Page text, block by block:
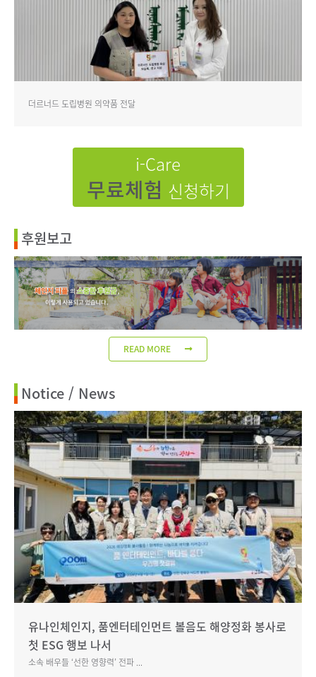
더르너드 도립병원 의약품 전달
i-Care
무료체험 신청하기
후원보고
READ MORE
Notice / News
유나인체인지, 품엔터테인먼트 볼음도 해양정화 봉사로
첫 ESG 행보 나서
소속 배우들 ‘선한 영향력’ 전파 ...